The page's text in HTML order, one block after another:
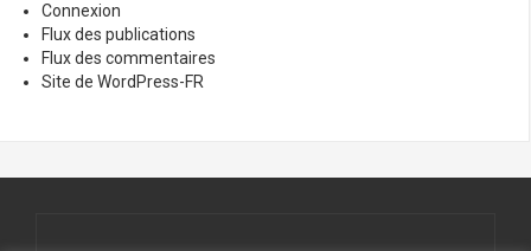
Connexion
Flux des publications
Flux des commentaires
Site de WordPress-FR